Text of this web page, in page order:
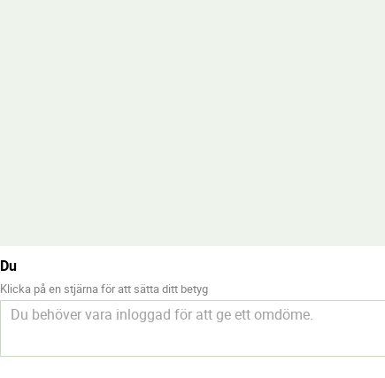
Du
Klicka på en stjärna för att sätta ditt betyg